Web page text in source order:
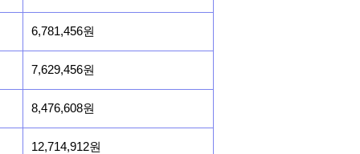
6,781,456원
7,629,456원
8,476,608원
12,714,912원